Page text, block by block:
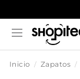
Inicio Zapatos